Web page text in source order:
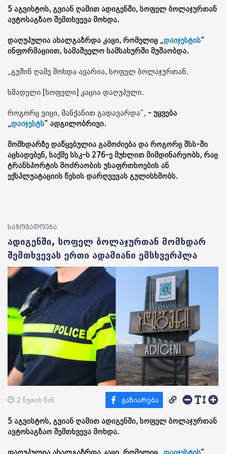
5 აგვისტოს, გვიან ღამით ადიგენში, სოფელ ბოლაჯურთან
ავტოსაგზაო შემთხვევა მოხდა.
დაღუპულია ახალგაზრდა კაცი, რომელიც „დაიჯესტის“
ინფორმაციით, სამაშველო სამსახურში მუშაობდა.
„გუშინ ღამე მოხდა ავარია, სოფელ ბოლაჯურთან.
სმადელი [სოფელი] კაცია დაღუპული.
როგორც ვიცი, მანქანით გადავარდა“, - უყვება
„დაიჯესტს“ ადგილობრივი.
მომხდარზე დაწყებულია გამოძიება და როგორც შსს-ში
აცხადებენ, საქმე სსკ-ს 276-ე მუხლით მიმდინარეობს, რაც
ტრანსპორტის მოძრაობის უსაფრთხოების ან
ექსპლუატაციის წესის დარღვევას გულისხმობს.
საზოგადოება
ადიგენში, სოფელ ბოლაჯურთან მომხდარ
შემთხვევას ერთი ადამიანი ემსხვერპლა
2 წუთის წინ
5 აგვისტოს, გვიან ღამით ადიგენში, სოფელ ბოლაჯურთან
ავტოსაგზაო შემთხვევა მოხდა.